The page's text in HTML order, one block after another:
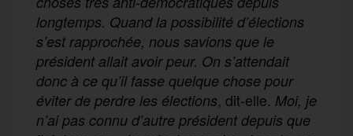
longtemps. Quand la possibilité d’élections
s’est rapprochée, nous savions que le
président allait avoir peur. On s’attendait
donc à ce qu’il fasse quelque chose pour
éviter de perdre les élections, dit-elle. Moi, je
n’ai pas connu d’autre président depuis que